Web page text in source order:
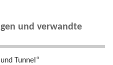
und verwandte
Tunnel“